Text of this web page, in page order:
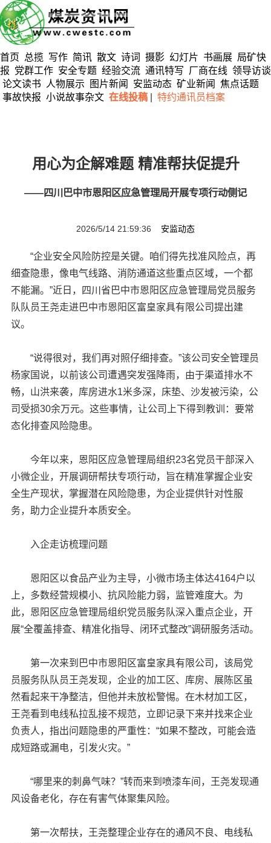
首页 总揽 写作 简讯 散文 诗词 摄影 幻灯片 书画展 局矿快
报 党群工作 安全专题 经验交流 通讯特写 厂商在线 领导访谈
论文读书
人物展示 图片新闻 安监动态 矿业新闻
焦点话题
事故快报 小说故事杂文 在线投稿 特约通讯员档案
用心为企解难题 精准帮扶促提升
——四川巴中市恩阳区应急管理局开展专项行动侧记
2026/5/14 21:59:36 安监动态
“企业安全风险防控是关键。咱们得先找准风险点，再
细查隐患，像电气线路、消防通道这些重点区域，一个都
不能漏。”近日，四川省巴中市恩阳区应急管理局党员服务
队队员王尧走进巴中市恩阳区富皇家具有限公司提出建
议。
“说得很对，我们再对照仔细排查。”该公司安全管理员
杨家国说，以前该公司遭遇突发强降雨，由于渠道排水不
畅，山洪来袭，库房进水1米多深，床垫、沙发被污染，公
司受损30余万元。这些事情，让公司上下得到教训：要常
态化排查风险隐患。
今年以来，恩阳区应急管理局组织23名党员干部深入
小微企业，开展调研帮扶专项行动，旨在精准掌握企业安
全生产现状，掌握潜在风险隐患，为企业提供针对性服
务，助力企业提升本质安全。
入企走访梳理问题
恩阳区以食品产业为主导，小微市场主体达4164户以
上，多数经营规模小、抗风险能力弱，监管难度大。为
此，恩阳区应急管理局组织党员服务队深入重点企业，开
展“全覆盖排查、精准化指导、闭环式整改”调研服务活动。
第一次来到巴中市恩阳区富皇家具有限公司，该局党
员服务队队员王尧发现，企业的加工区、库房、展陈区虽
然看起来干净整洁，但他并未放松警惕。在木材加工区，
王尧看到电线私拉乱接不规范，立即记录下来并找来企业
负责人，指出问题隐患的严重性：“如果不整改，可能会造
成短路或漏电，引发火灾。”
“哪里来的刺鼻气味？”转而来到喷漆车间，王尧发现通
风设备老化，存在有害气体聚集风险。
第一次帮扶，王尧整理企业存在的通风不良、电线私